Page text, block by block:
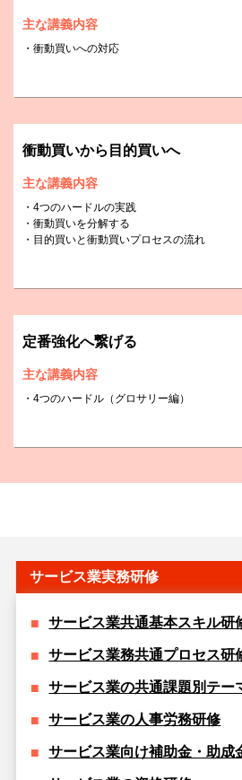
主な講義内容
衝動買いへの対応
衝動買いから目的買いへ
主な講義内容
4つのハードルの実践
衝動買いを分解する
目的買いと衝動買いプロセスの流れ
定番強化へ繋げる
主な講義内容
4つのハードル（グロサリー編）
サービス業実務研修
サービス業共通基本スキル研
サービス業務共通プロセス研
サービス業の共通課題別テー
サービス業の人事労務研修
サービス業向け補助金・助成